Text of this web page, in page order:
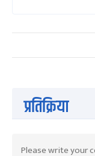
प्रतिक्रिया